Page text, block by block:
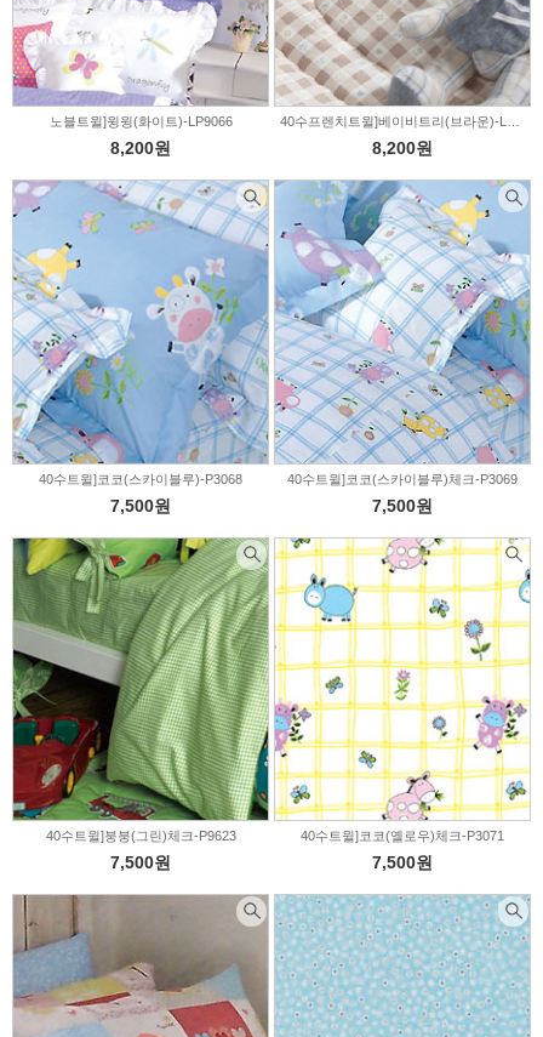
노블트윌]윙윙(화이트)-LP9066
8,200원
40수프렌치트윌]베이비트리(브라운)-LP0566
8,200원
40수트윌]코코(스카이블루)-P3068
7,500원
40수트윌]코코(스카이블루)체크-P3069
7,500원
40수트윌]붕붕(그린)체크-P9623
7,500원
40수트윌]코코(옐로우)체크-P3071
7,500원